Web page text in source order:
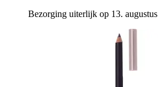
Bezorging uiterlijk op 13. augustus